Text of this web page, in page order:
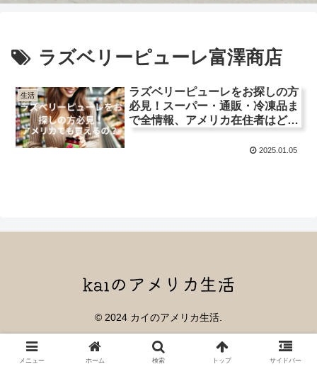
ラズベリーピューレ富澤商店
生活
ラズベリーピューレをお探しの方
必見！スーパー・通販・冷凍品ま
で全情報、アメリカ在住者はどこ
で買えるの？
2025.01.05
© 2024 カイのアメリカ生活.
メニュー ホーム 検索 トップ サイドバー